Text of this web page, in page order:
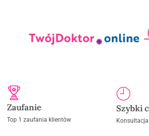
Zaufanie
Top 1 zaufania klientów
Szybki